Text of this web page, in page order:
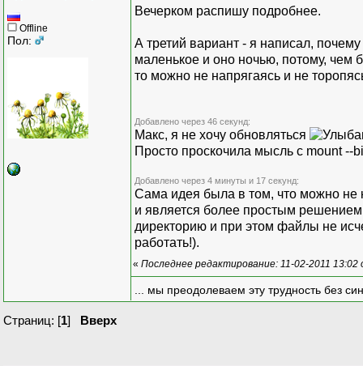
Offline
Пол:
Вечерком распишу подробнее.
А третий вариант - я написал,
маленькое и оно ночью, потому, чем
то можно не напрягаясь и не
Добавлено через 46 секунд:
Макс, я не хочу обновляться
Просто проскочила мысль с mount --
Добавлено через 4 минуты и 17 секунд:
Сама идея была в том, что можно не
и является более простым
директорию и при этом файлы не
работать!).
« Последнее редактирование: 11-02-2011 13:02
... мы преодолеваем эту трудность без
Страниц: [1] Вверх